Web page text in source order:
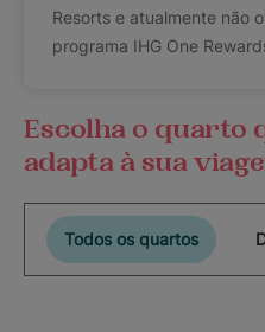
Resorts e atualmente não
programa IHG One
Escolha o quarto
adapta à sua
Todos os quartos